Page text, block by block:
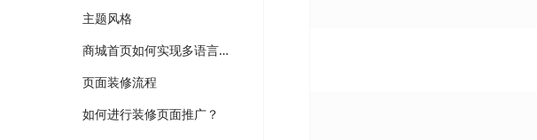
主题风格
商城首页如何实现多语言装修以及切换？
页面装修流程
如何进行装修页面推广？